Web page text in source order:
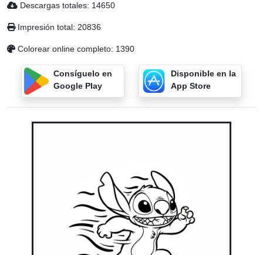
Descargas totales: 14650
Impresión total: 20836
Colorear online completo: 1390
Consíguelo en
Google Play
Disponible en la
App Store